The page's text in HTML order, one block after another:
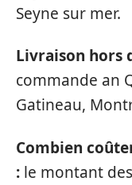
Seyne sur mer.
Livraison hors
commande an
Gatineau,
Combien
: le montant